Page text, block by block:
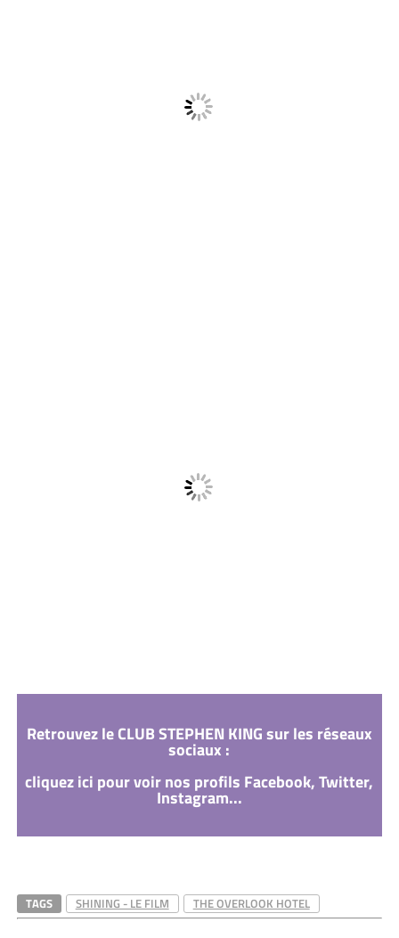
Retrouvez le CLUB STEPHEN KING sur les réseaux
sociaux :
cliquez ici pour voir nos profils Facebook, Twitter,
Instagram...
TAGS SHINING - LE FILM THE OVERLOOK HOTEL